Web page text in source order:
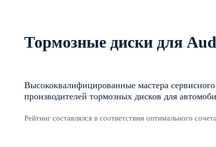
Тормозные диски для
Высококвалифицированные мастера
производителей тормозных дисков для
Рейтинг составлялся в соответствии оптимального